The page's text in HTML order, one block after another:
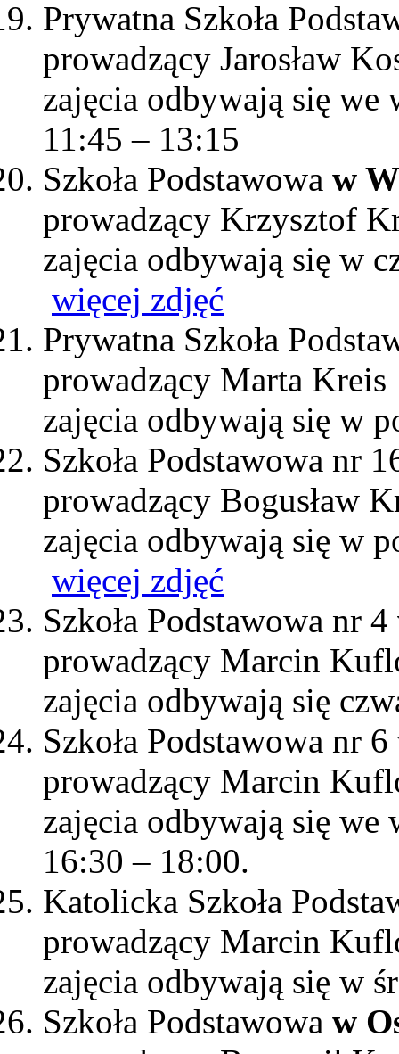
Prywatna Szkoła
prowadzący Jarosław
zajęcia odbywają się
11:45 – 13:15
Szkoła Podstawowa w
prowadzący Krzysztof
zajęcia odbywają się w
więcej zdjęć
Prywatna Szkoła
prowadzący Marta Kreis
zajęcia odbywają się w
Szkoła Podstawowa nr
prowadzący Bogusław
zajęcia odbywają się w
więcej zdjęć
Szkoła Podstawowa nr 4
prowadzący Marcin
zajęcia odbywają się
Szkoła Podstawowa nr 6
prowadzący Marcin
zajęcia odbywają się
16:30 – 18:00.
Katolicka Szkoła
prowadzący Marcin
zajęcia odbywają się w
Szkoła Podstawowa w